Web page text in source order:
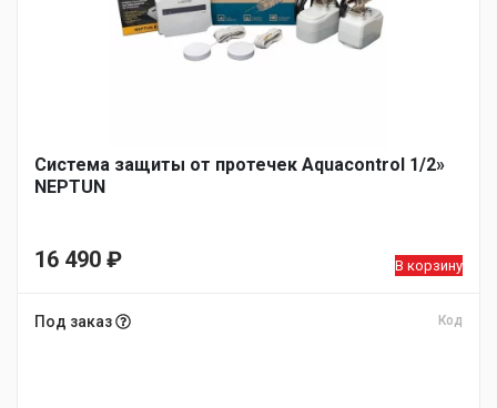
Система защиты от протечек Aquacontrol 1/2»
NEPTUN
16 490 ₽ В корзину
Под заказ Код